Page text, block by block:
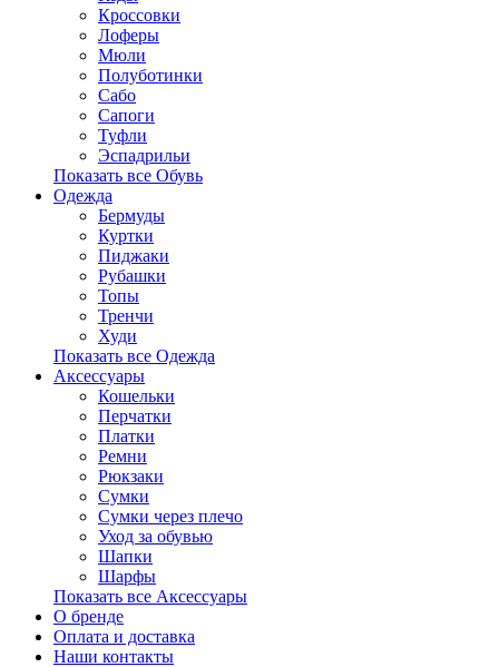
Кроссовки
Лоферы
Мюли
Полуботинки
Сабо
Сапоги
Туфли
Эспадрильи
Показать все Обувь
Одежда
Бермуды
Куртки
Пиджаки
Рубашки
Топы
Тренчи
Худи
Показать все Одежда
Аксессуары
Кошельки
Перчатки
Платки
Ремни
Рюкзаки
Сумки
Сумки через плечо
Уход за обувью
Шапки
Шарфы
Показать все Аксессуары
О бренде
Оплата и доставка
Наши контакты